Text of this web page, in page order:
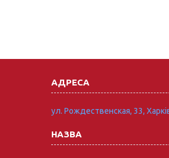
ул. Рождественская, 33,